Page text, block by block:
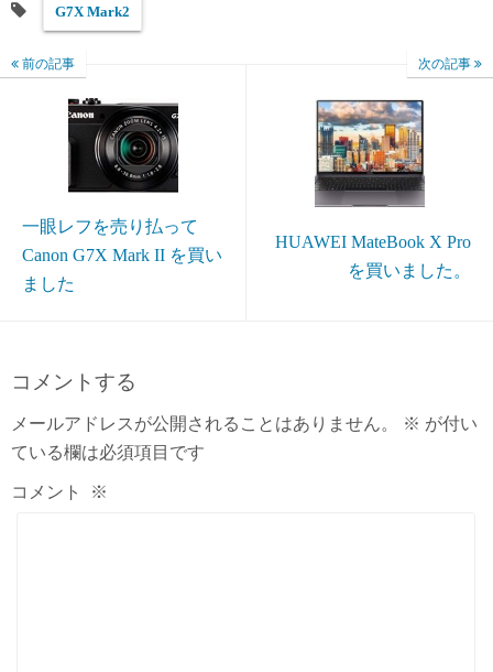
G7X Mark2
前の記事
一眼レフを売り払って
Canon G7X Mark II を買い
ました
次の記事
HUAWEI MateBook X Pro
を買いました。
コメントする
メールアドレスが公開されることはありません。 ※ が付い
ている欄は必須項目です
コメント ※